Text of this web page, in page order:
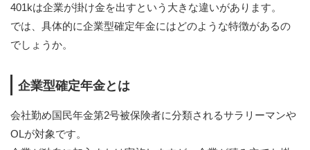
401kは企業が掛け金を出すという大きな違いがあります。
では、具体的に企業型確定年金にはどのような特徴があるの
でしょうか。
企業型確定年金とは
会社勤め国民年金第2号被保険者に分類されるサラリーマンや
OLが対象です。